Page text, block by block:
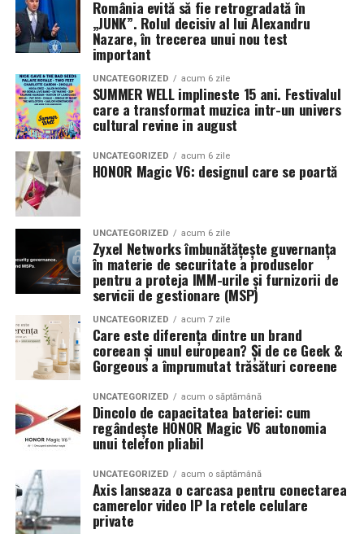
mea”de la Cinema City din City Park Constanța
18:30, unde
regizorul Paul Decu și actrița Azaleea
Necula, originari din Constanța și împrejurimi, vor
prezenta filmul alături de colegii lor
Alexandra Răduță și Gabriel Vatavu.
Cinema City Shopping City Galațiinvită spectatorii
12 februarie de la 18:30
State și Azaleea Necula și regizorul Paul Decu.
Pe 13 februarie la ora 18:30
invitați la proiecția specială din
, alături de regizorulPaul Decuși de
actoriiGabriel Vatavu, Sergiu Costache, Azaleea
Necula, Alexandra Răduță.
De „Ziua Îndrăgostiților”, pe14 februarie, în Cinema
City Iulius Mall Suceava, de la 18:30, spectatorii sunt
invitați la film alături de regizorulPaul Decu și de
actoriiSergiu Costache, Vlad si Oana Gherman,
Alexandra Răduță.
Cineplexx Băneasa Shopping City
București
găzduiește o proiecție specială în prezența
întregii echipe pe15 februarie, de la 17:30.
ÎnCraiova , regizorulPaul Decuși actoriiSergiu
Costache, Azaleea Necula și Oana Gherman
România evită să fie retrogradată în
„JUNK”. Rolul decisiv al lui Alexandru
Nazare, în trecerea unui nou test
important
UNCATEGORIZED acum 6 zile
SUMMER WELL implineste 15 ani. Festivalul
care a transformat muzica intr-un univers
cultural revine in august
UNCATEGORIZED acum 6 zile
HONOR Magic V6: designul care se poartă
UNCATEGORIZED acum 6 zile
Zyxel Networks îmbunătățește guvernanța
în materie de securitate a produselor
pentru a proteja IMM-urile și furnizorii de
servicii de gestionare (MSP)
UNCATEGORIZED acum 7 zile
Care este diferența dintre un brand
coreean și unul european? Și de ce Geek &
Gorgeous a împrumutat trăsături coreene
UNCATEGORIZED acum o săptămână
Dincolo de capacitatea bateriei: cum
regândește HONOR Magic V6 autonomia
unui telefon pliabil
UNCATEGORIZED acum o săptămână
Axis lanseaza o carcasa pentru conectarea
camerelor video IP la retele celulare
private